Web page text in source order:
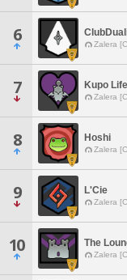
6 Zalera
7 Kupo
Zalera
8 Hoshi
Zalera
9 L'Cie
Zalera
10 The
Zalera